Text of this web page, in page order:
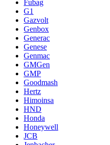
Fubag
G1
Gazvolt
Genbox
Generac
Genese
Genmac
GMGen
GMP
Goodmash
Hertz
Himoinsa
HND
Honda
Honeywell
JCB